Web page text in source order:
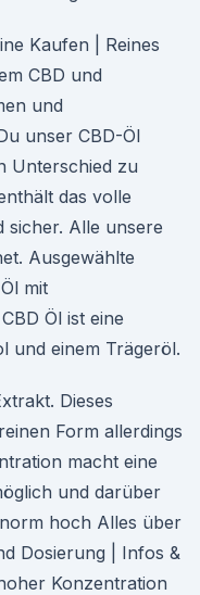
Kaufen | Reines
CBD und
und
unser CBD-Öl
Unterschied zu
das volle
sicher. Alle unsere
Ausgewählte
mit
Öl ist eine
und einem Trägeröl.
Dieses
Form allerdings
macht eine
und darüber
hoch Alles über
Dosierung | Infos &
Konzentration